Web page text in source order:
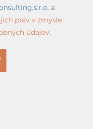
a
práv v zmysle
údajov.